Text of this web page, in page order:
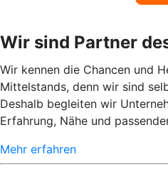
Wir sind Partner
Wir kennen die Chancen und
Mittelstands, denn wir sind
Deshalb begleiten wir
Erfahrung, Nähe und
Mehr erfahren